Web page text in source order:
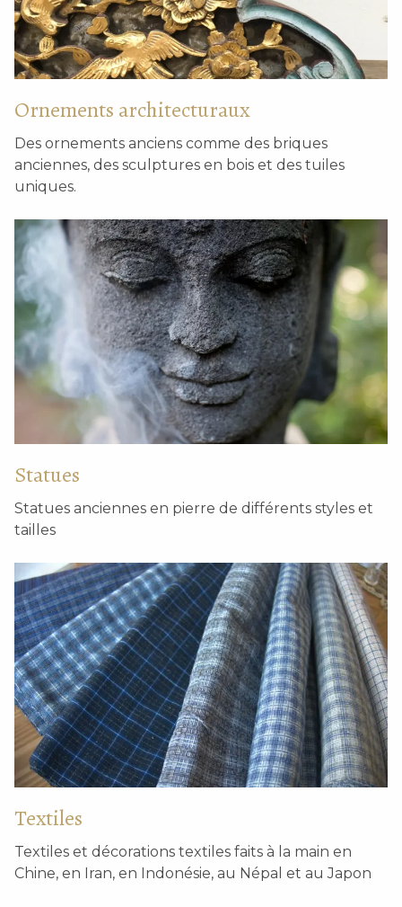
Ornements architecturaux
Des ornements anciens comme des briques
anciennes, des sculptures en bois et des tuiles
uniques.
Statues
Statues anciennes en pierre de différents styles et
tailles
Textiles
Textiles et décorations textiles faits à la main en
Chine, en Iran, en Indonésie, au Népal et au Japon